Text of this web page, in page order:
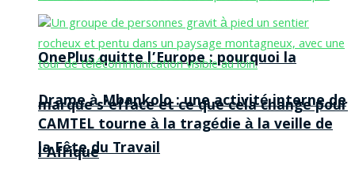
OnePlus quitte l’Europe : pourquoi la
marque s’efface et ce que cela change pour
l’Afrique
Drame à Mbankolo : une activité interne de
CAMTEL tourne à la tragédie à la veille de
la Fête du Travail